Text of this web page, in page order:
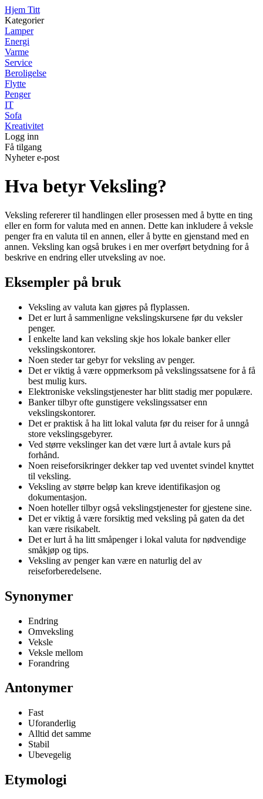
Hjem Titt
Kategorier
Lamper
Energi
Varme
Service
Beroligelse
Flytte
Penger
IT
Sofa
Kreativitet
Logg inn
Få tilgang
Nyheter e-post
Hva betyr Veksling?
Veksling refererer til handlingen eller prosessen med å bytte en ting
eller en form for valuta med en annen. Dette kan inkludere å veksle
penger fra en valuta til en annen, eller å bytte en gjenstand med en
annen. Veksling kan også brukes i en mer overført betydning for å
beskrive en endring eller utveksling av noe.
Eksempler på bruk
Veksling av valuta kan gjøres på flyplassen.
Det er lurt å sammenligne vekslingskursene før du veksler
penger.
I enkelte land kan veksling skje hos lokale banker eller
vekslingskontorer.
Noen steder tar gebyr for veksling av penger.
Det er viktig å være oppmerksom på vekslingssatsene for å få
best mulig kurs.
Elektroniske vekslingstjenester har blitt stadig mer populære.
Banker tilbyr ofte gunstigere vekslingssatser enn
vekslingskontorer.
Det er praktisk å ha litt lokal valuta før du reiser for å unngå
store vekslingsgebyrer.
Ved større vekslinger kan det være lurt å avtale kurs på
forhånd.
Noen reiseforsikringer dekker tap ved uventet svindel knyttet
til veksling.
Veksling av større beløp kan kreve identifikasjon og
dokumentasjon.
Noen hoteller tilbyr også vekslingstjenester for gjestene sine.
Det er viktig å være forsiktig med veksling på gaten da det
kan være risikabelt.
Det er lurt å ha litt småpenger i lokal valuta for nødvendige
småkjøp og tips.
Veksling av penger kan være en naturlig del av
reiseforberedelsene.
Synonymer
Endring
Omveksling
Veksle
Veksle mellom
Forandring
Antonymer
Fast
Uforanderlig
Alltid det samme
Stabil
Ubevegelig
Etymologi